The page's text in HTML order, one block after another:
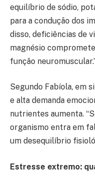
equilíbrio de sódio,
para a condução dos
disso, deficiências de
magnésio
função
Segundo Fabíola, em
e alta demanda
nutrientes aumenta.
organismo entra em
um desequilíbrio
Estresse extremo: